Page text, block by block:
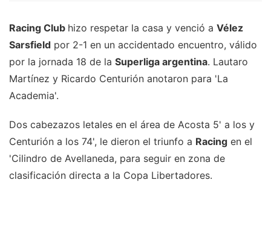
Racing Club hizo respetar la casa y venció a Vélez
Sarsfield por 2-1 en un accidentado encuentro, válido
por la jornada 18 de la Superliga argentina. Lautaro
Martínez y Ricardo Centurión anotaron para 'La
Academia'.
Dos cabezazos letales en el área de Acosta 5' a los y
Centurión a los 74', le dieron el triunfo a Racing en el
'Cilindro de Avellaneda, para seguir en zona de
clasificación directa a la Copa Libertadores.